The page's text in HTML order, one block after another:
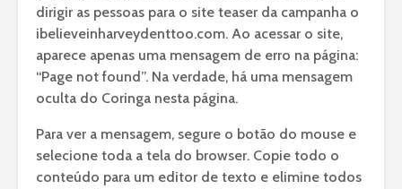
dirigir as pessoas para o site teaser da campanha o
ibelieveinharveydenttoo.com. Ao acessar o site,
aparece apenas uma mensagem de erro na página:
“Page not found”. Na verdade, há uma mensagem
oculta do Coringa nesta página.
Para ver a mensagem, segure o botão do mouse e
selecione toda a tela do browser. Copie todo o
conteúdo para um editor de texto e elimine todos